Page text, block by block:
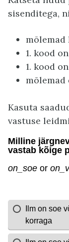
sisenditega,
mõlemad
1. kood
1. kood
mõlemad
Kasuta
vastuse